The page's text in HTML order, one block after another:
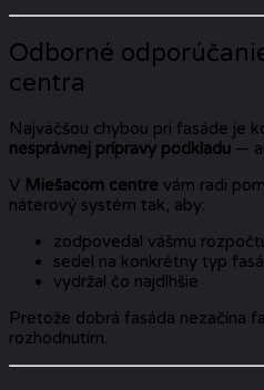
Odborné
centra
Najväčšou chybou pri fasáde je
nesprávnej prípravy podkladu —
V Miešacom centre vám radi
náterový systém tak, aby:
zodpovedal vášmu
sedel na konkrétny typ
vydržal čo najdlhšie
Pretože dobrá fasáda nezačína
rozhodnutím.